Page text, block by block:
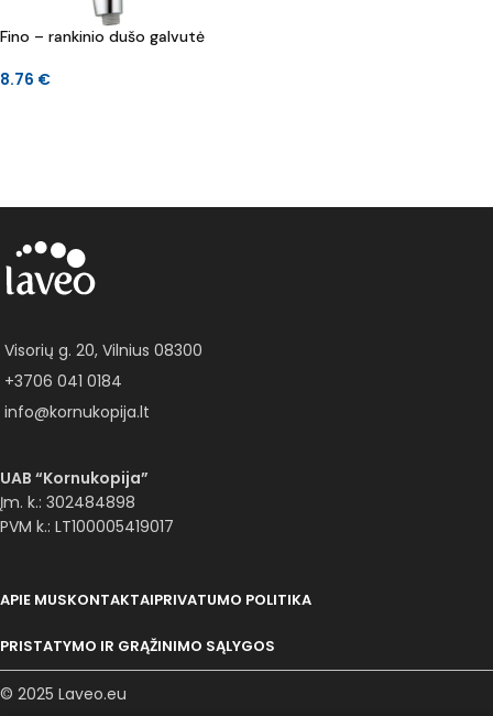
Fino – rankinio dušo galvutė
8.76 €
Visorių g. 20, Vilnius 08300
+3706 041 0184
info@kornukopija.lt
UAB “Kornukopija”
Įm. k.: 302484898
PVM k.: LT100005419017
APIE MUSKONTAKTAIPRIVATUMO POLITIKA
PRISTATYMO IR GRĄŽINIMO SĄLYGOS
© 2025 Laveo.eu